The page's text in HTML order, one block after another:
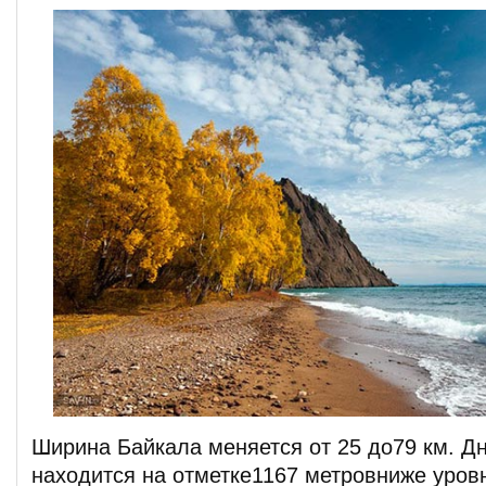
Ширина Байкала меняется от 25 до79 км.
находится на отметке1167 метровниже